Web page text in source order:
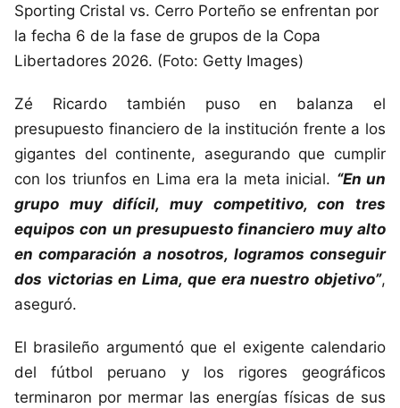
Sporting Cristal vs. Cerro Porteño se enfrentan por
la fecha 6 de la fase de grupos de la Copa
Libertadores 2026. (Foto: Getty Images)
Zé Ricardo también puso en balanza el
presupuesto financiero de la institución frente a los
gigantes del continente, asegurando que cumplir
con los triunfos en Lima era la meta inicial. “En un
grupo muy difícil, muy competitivo, con tres
equipos con un presupuesto financiero muy alto
en comparación a nosotros, logramos conseguir
dos victorias en Lima, que era nuestro objetivo”,
aseguró.
El brasileño argumentó que el exigente calendario
del fútbol peruano y los rigores geográficos
terminaron por mermar las energías físicas de sus